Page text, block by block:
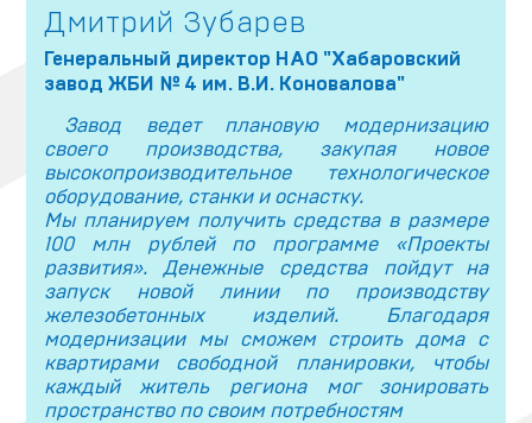
Дмитрий Зубарев
Генеральный директор НАО "Хабаровский
завод ЖБИ № 4 им. В.И. Коновалова"
Завод ведет плановую модернизацию
своего производства, закупая новое
высокопроизводительное технологическое
оборудование, станки и оснастку.
Мы планируем получить средства в размере
100 млн рублей по программе «Проекты
развития». Денежные средства пойдут на
запуск новой линии по производству
железобетонных изделий. Благодаря
модернизации мы сможем строить дома с
квартирами свободной планировки, чтобы
каждый житель региона мог зонировать
пространство по своим потребностям